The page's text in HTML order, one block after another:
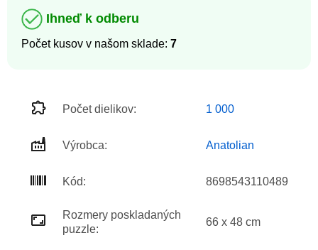
Ihneď k odberu
Počet kusov v našom sklade: 7
Počet dielikov: 1 000
Výrobca: Anatolian
Kód: 8698543110489
Rozmery poskladaných
puzzle:
66 x 48 cm